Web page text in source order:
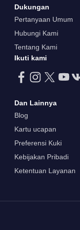
Dukungan
Pertanyaan Umum
Hubungi Kami
Tentang Kami
Ikuti kami
Dan Lainnya
Blog
Kartu ucapan
Preferensi Kuki
Kebijakan Pribadi
Ketentuan Layanan